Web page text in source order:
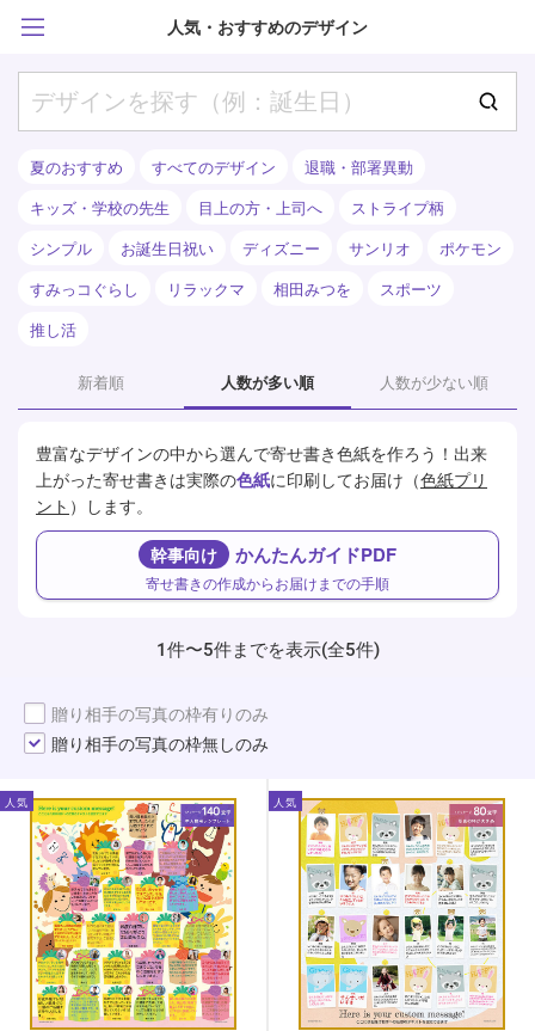
人気・おすすめのデザイン
夏のおすすめ すべてのデザイン
退職・部署異動
キッズ・学校の先生
目上の方・上司へ
ストライプ柄
シンプル
お誕生日祝い ディズニー サンリオ
ポケモン
すみっコぐらし
リラックマ 相田みつを
スポーツ
推し活
新着順 人数が多い順 人数が少ない順
豊富なデザインの中から選んで寄せ書き色紙を作ろう！ 出来
上がった寄せ書きは実際の色紙に印刷してお届け（色紙プリ
ント ）します。
幹事向け かんたんガイドPDF
寄せ書きの作成からお届けまでの手順
1件〜5件までを表示(全5件)
贈り相手の写真の枠有りのみ
贈り相手の写真の枠無しのみ
人気 人気